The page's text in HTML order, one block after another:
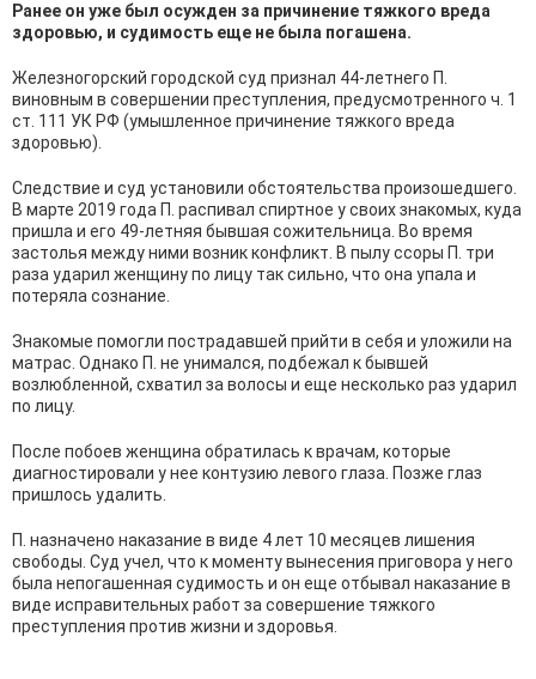
Ранее он уже был осужден за причинение тяжкого вреда
здоровью, и судимость еще не была погашена.
Железногорский городской суд признал 44-летнего П.
виновным в совершении преступления, предусмотренного ч. 1
ст. 111 УК РФ (умышленное причинение тяжкого вреда
здоровью).
Следствие и суд установили обстоятельства произошедшего.
В марте 2019 года П. распивал спиртное у своих знакомых, куда
пришла и его 49-летняя бывшая сожительница. Во время
застолья между ними возник конфликт. В пылу ссоры П. три
раза ударил женщину по лицу так сильно, что она упала и
потеряла сознание.
Знакомые помогли пострадавшей прийти в себя и уложили на
матрас. Однако П. не унимался, подбежал к бывшей
возлюбленной, схватил за волосы и еще несколько раз ударил
по лицу.
После побоев женщина обратилась к врачам, которые
диагностировали у нее контузию левого глаза. Позже глаз
пришлось удалить.
П. назначено наказание в виде 4 лет 10 месяцев лишения
свободы. Суд учел, что к моменту вынесения приговора у него
была непогашенная судимость и он еще отбывал наказание в
виде исправительных работ за совершение тяжкого
преступления против жизни и здоровья.